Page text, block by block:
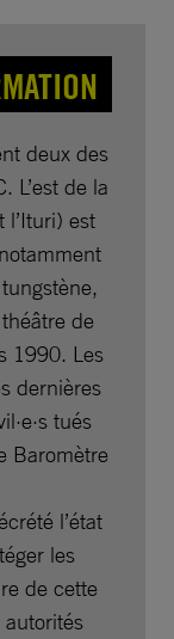
deux des
L’est de la
l’Ituri) est
de
1990. Les
dernières
tués
Baromètre
l’état
les
de cette